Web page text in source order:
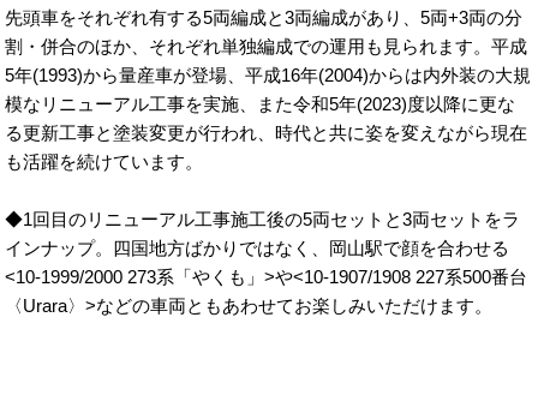
先頭車をそれぞれ有する5両編成と3両編成があり、5両+3両の分
割・併合のほか、それぞれ単独編成での運用も見られます。平成
5年(1993)から量産車が登場、平成16年(2004)からは内外装の大規
模なリニューアル工事を実施、また令和5年(2023)度以降に更な
る更新工事と塗装変更が行われ、時代と共に姿を変えながら現在
も活躍を続けています。
◆1回目のリニューアル工事施工後の5両セットと3両セットをラ
インナップ。四国地方ばかりではなく、岡山駅で顔を合わせる
<10-1999/2000 273系「やくも」>や<10-1907/1908 227系500番台
〈Urara〉>などの車両ともあわせてお楽しみいただけます。